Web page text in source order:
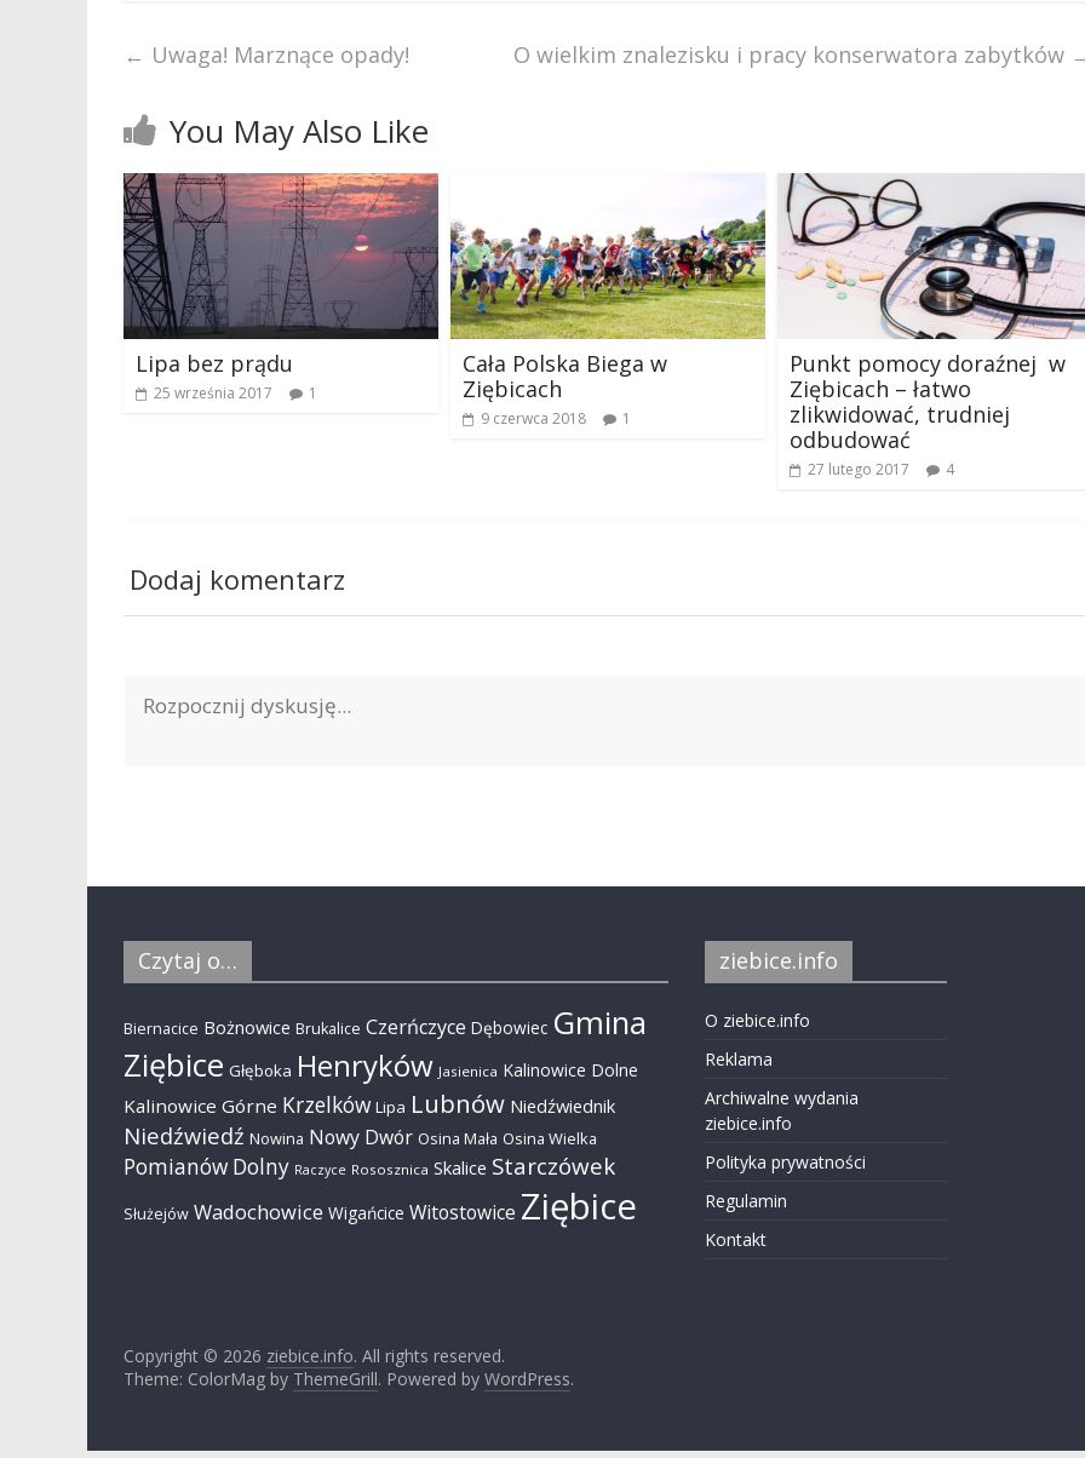
← Uwaga! Marznące opady! O wielkim znalezisku i pracy konserwatora zabytków
You May Also Like
Lipa bez prądu
25 września 2017 1
Cała Polska Biega w
Ziębicach
9 czerwca 2018 1
Punkt pomocy doraźnej w
Ziębicach – łatwo
zlikwidować, trudniej
odbudować
27 lutego 2017 4
Dodaj komentarz
Czytaj o…
Biernacice Bożnowice Brukalice Czerńczyce Dębowiec Gmina
Ziębice Głęboka Henryków Jasienica Kalinowice Dolne
Kalinowice Górne Krzelków Lipa Lubnów Niedźwiednik
Niedźwiedź Nowina Nowy Dwór Osina Mała Osina Wielka
Pomianów Dolny Raczyce Rososznica Skalice Starczówek
Służejów Wadochowice Wigańcice Witostowice Ziębice
ziebice.info
O ziebice.info
Reklama
Archiwalne wydania
ziebice.info
Polityka prywatności
Regulamin
Kontakt
Copyright © 2026 ziebice.info. All rights reserved.
Theme: ColorMag by ThemeGrill. Powered by WordPress.